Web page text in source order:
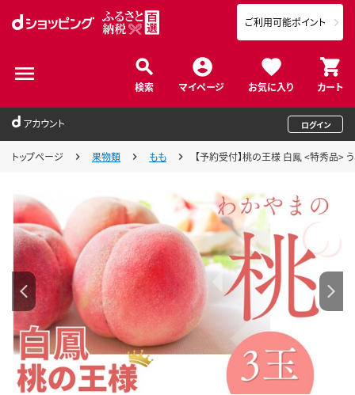
検索 マイページ お気に入り カート
ご利用可能ポイント
アカウント ログイン
トップページ 果物類 もも 【予約受付】桃の王様 白鳳 <特秀品>